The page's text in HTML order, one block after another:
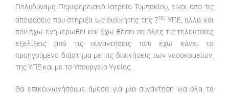
Πολυδύναμο Περιφερειακό Ιατρείο Τυμπακίου, είναι από τις
αποφάσεις που στήριξα ως διοικητής της 7ης ΥΠΕ, αλλά και
που έχω ενημερωθεί και έχω θέσει σε όλες τις τελευταίες
εξελίξεις από τις συναντήσεις που έχω κάνει το
προηγούμενο διάστημα με τις διοικήσεις των νοσοκομείων,
της ΥΠΕ και με το Υπουργείο Υγείας.
Θα επικοινωνήσουμε άμεσα για μια συνάντηση για όλα τα